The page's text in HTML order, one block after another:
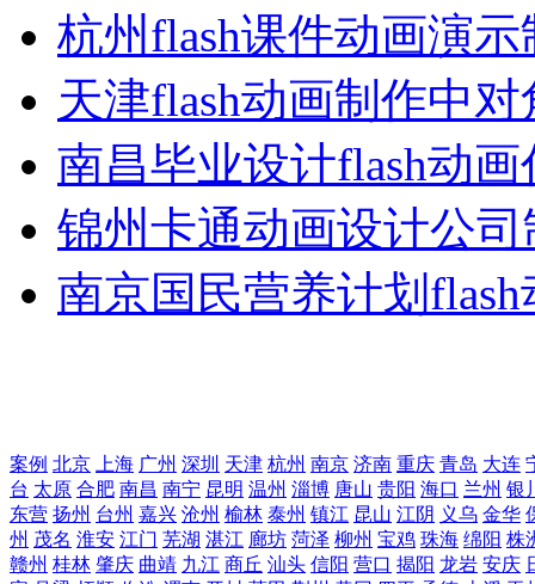
杭州flash课件动画演
天津flash动画制作中
南昌毕业设计flash动
锦州卡通动画设计公
南京国民营养计划
案例 北京 上海 广州 深圳 天津 杭州 南京 济南 重庆 青岛 大连
台 太原 合肥 南昌 南宁 昆明 温州 淄博 唐山 贵阳 海口 兰州 银
东营 扬州 台州 嘉兴 沧州 榆林 泰州 镇江 昆山 江阴 义乌 金华
州 茂名 淮安 江门 芜湖 湛江 廊坊 菏泽 柳州 宝鸡 珠海 绵阳 株
赣州 桂林 肇庆 曲靖 九江 商丘 汕头 信阳 营口 揭阳 龙岩 安庆